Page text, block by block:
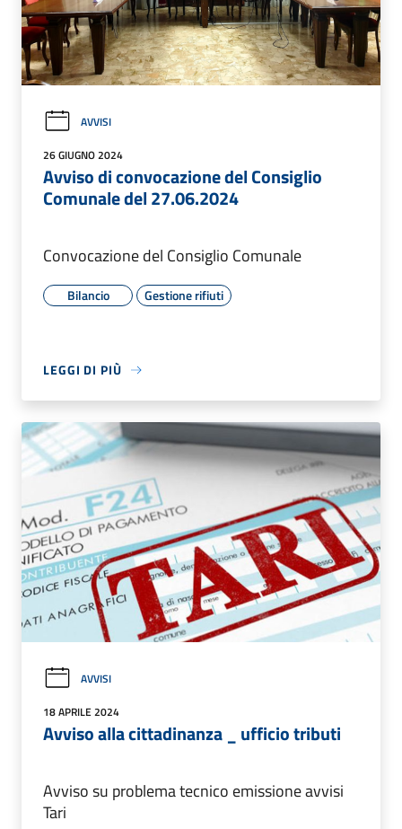
AVVISI
26 GIUGNO 2024
Avviso di convocazione del Consiglio
Comunale del 27.06.2024
Convocazione del Consiglio Comunale
Bilancio Gestione rifiuti
LEGGI DI PIÙ
AVVISI
18 APRILE 2024
Avviso alla cittadinanza _ ufficio tributi
Avviso su problema tecnico emissione avvisi
Tari